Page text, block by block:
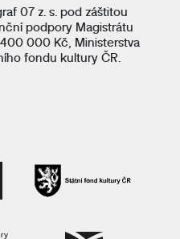
07 z. s. pod záštitou
podpory Magistrátu
000 Kč, Ministerstva
fondu kultury ČR.